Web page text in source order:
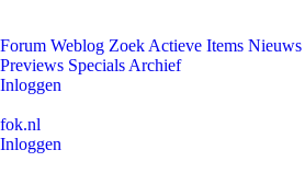
Forum Weblog Zoek Actieve Items Nieuws
Previews Specials Archief
Inloggen
fok.nl
Inloggen